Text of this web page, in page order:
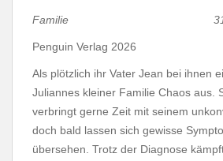
Familie 319
Penguin Verlag 2026
Als plötzlich ihr Vater Jean bei ihnen
Juliannes kleiner Familie Chaos aus.
verbringt gerne Zeit mit seinem
doch bald lassen sich gewisse
übersehen. Trotz der Diagnose